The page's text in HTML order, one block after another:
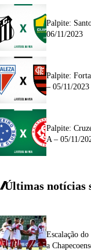
Palpite:
06/11/2023
Palpite:
– 05/11/2023
Palpite:
A – 05/11/
Últimas notícias
Escalação
a